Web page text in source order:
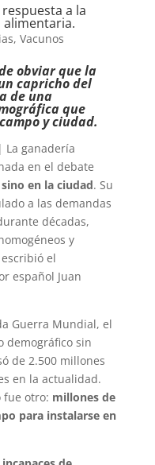
a la
alimentaria.
, Vacunos
obviar que la
capricho del
de una
que
y ciudad.
| La ganadería
en el debate
en la ciudad. Su
a las demandas
décadas,
y
el
español Juan
Guerra Mundial, el
demográfico sin
de 2.500 millones
en la actualidad.
fue otro: millones de
para instalarse en